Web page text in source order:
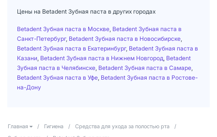
Цены на Betadent Зубная паста в других городах
Betadent Зубная паста в Москве Betadent Зубная паста в
Санкт-Петербург, Betadent Зубная паста в Новосибирске
Betadent Зубная паста в Екатеринбург, Betadent Зубная паста в
Казани Betadent Зубная паста в Нижнем Новгород Betadent
Зубная паста в Челябинске Betadent Зубная паста в Самаре
Betadent Зубная паста в Уфе Betadent Зубная паста в Ростове-
на-Дону
Главная / Гигиена / Средства для ухода за полостью рта
/